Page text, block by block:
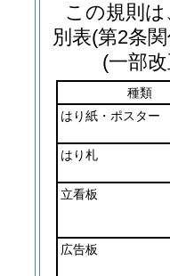
この規則
別表(第2条
(一部
種類
はり紙・ポスター
はり札
立看板
広告板